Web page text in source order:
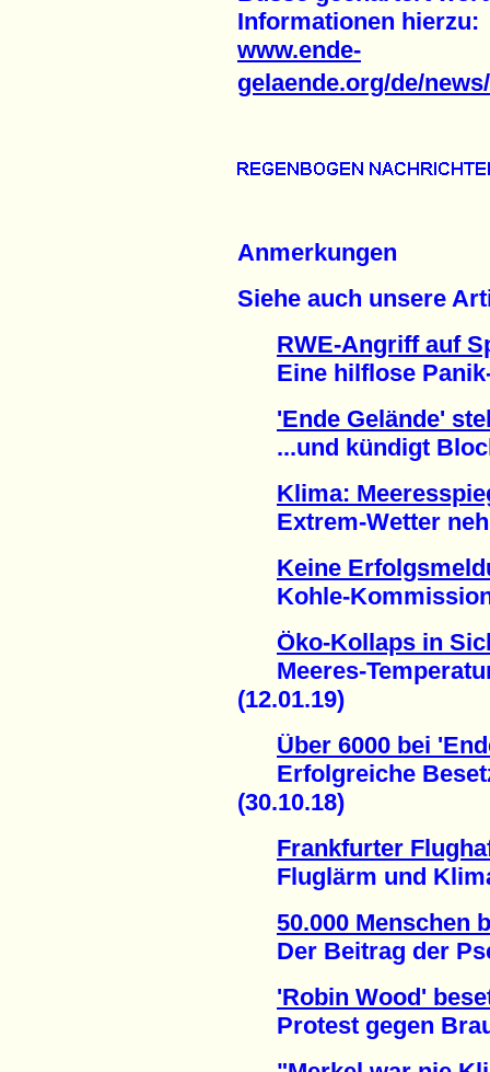
Informationen hierzu:
www.ende-
gelaende.org/de/
Anmerkungen
Siehe auch unsere
RWE-Angriff auf
Eine hilflose Panik-
'Ende Gelände'
...und kündigt
Klima:
Extrem-Wetter
Keine
Kohle-Kommission
Öko-Kollaps in
Meeres-
(12.01.19)
Über 6000 bei
Erfolgreiche
(30.10.18)
Frankfurter
Fluglärm und
50.000 Menschen
Der Beitrag der
'Robin Wood'
Protest gegen